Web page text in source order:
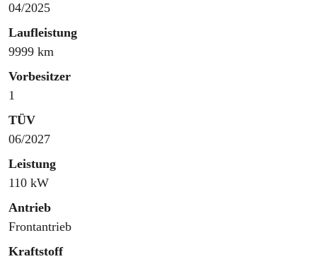
04/2025
Laufleistung
9999 km
Vorbesitzer
1
TÜV
06/2027
Leistung
110 kW
Antrieb
Frontantrieb
Kraftstoff